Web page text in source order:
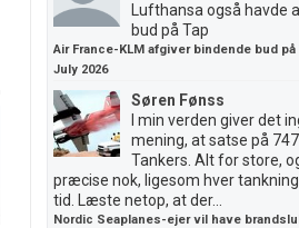
Lufthansa også havde
bud på Tap
Air France-KLM afgiver bindende bud på
July 2026
Søren Fønss
I min verden giver det
mening, at satse på
Tankers. Alt for store,
præcise nok, ligesom hver
tid. Læste netop, at der...
Nordic Seaplanes-ejer vil have